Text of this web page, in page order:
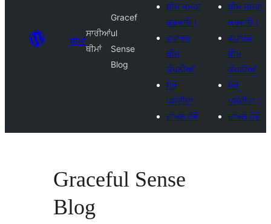
ਥੀਮਾਂ
ਸਾਰੀਆਂ
ਥੀਮਾਂ
Gracef
ul
Sense
Blog
ਥੀਮ ਜਮ੍ਹਾ
ਕਰਵਾਓ।
ਵਪਾਰਕ
ਥੀਮ
ਕੰਪਨੀਆਂ
ਮੇਰੇ
ਪਸੰਦੀਦਾ
ਦਾਖਲ ਹੋਵੋ
ਥੀਮ ਜਮ੍ਹਾ
ਕਰਵਾਓ।
ਵਪਾਰਕ
ਥੀਮ
ਕੰਪਨੀਆਂ
ਮੇਰੇ
ਪਸੰਦੀਦਾ
ਦਾਖਲ ਹੋਵੋ
Graceful Sense
Blog